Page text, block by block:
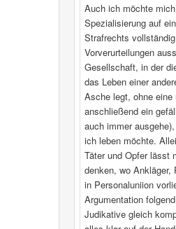
Auch ich möchte
Spezialisierung auf
Strafrechts
Vorverurteilungen
Gesellschaft, in der
das Leben einer
Asche legt, ohne eine
anschließend ein
auch immer
ich leben möchte.
Täter und Opfer lässt
denken, wo Ankläger,
in Personaluniion
Argumentation
Judikative gleich